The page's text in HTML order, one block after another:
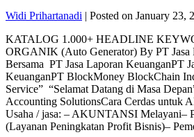
V1
MASA
DEPAN
AKUNTANSI
DIGITAL
BY
PT
JASA
KONSULTAN
Widi Prihartanadi | Posted on January 23,
KATALOG 1.000+ HEADLINE
ORGANIK (Auto Generator) By PT Jasa
Bersama PT Jasa Laporan KeuanganPT
KeuanganPT BlockMoney BlockChain
Service” “Selamat Datang di Masa
Accounting SolutionsCara Cerdas untuk
Usaha / jasa: – AKUNTANSI Melayani–
(Layanan Peningkatan Profit Bisnis)–